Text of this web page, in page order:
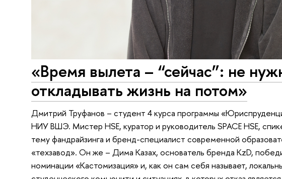
«Время вылета – “сейчас”: не
откладывать жизнь на потом»
Дмитрий Труфанов – студент 4 курса программы
НИУ ВШЭ. Мистер HSE, куратор и руководитель SPACE HSE,
тему фандрайзинга и бренд-специалист современной
«техзавод». Он же – Дима Казах, основатель бренда KzD,
номинации «Кастомизация» и, как он сам себя называет,